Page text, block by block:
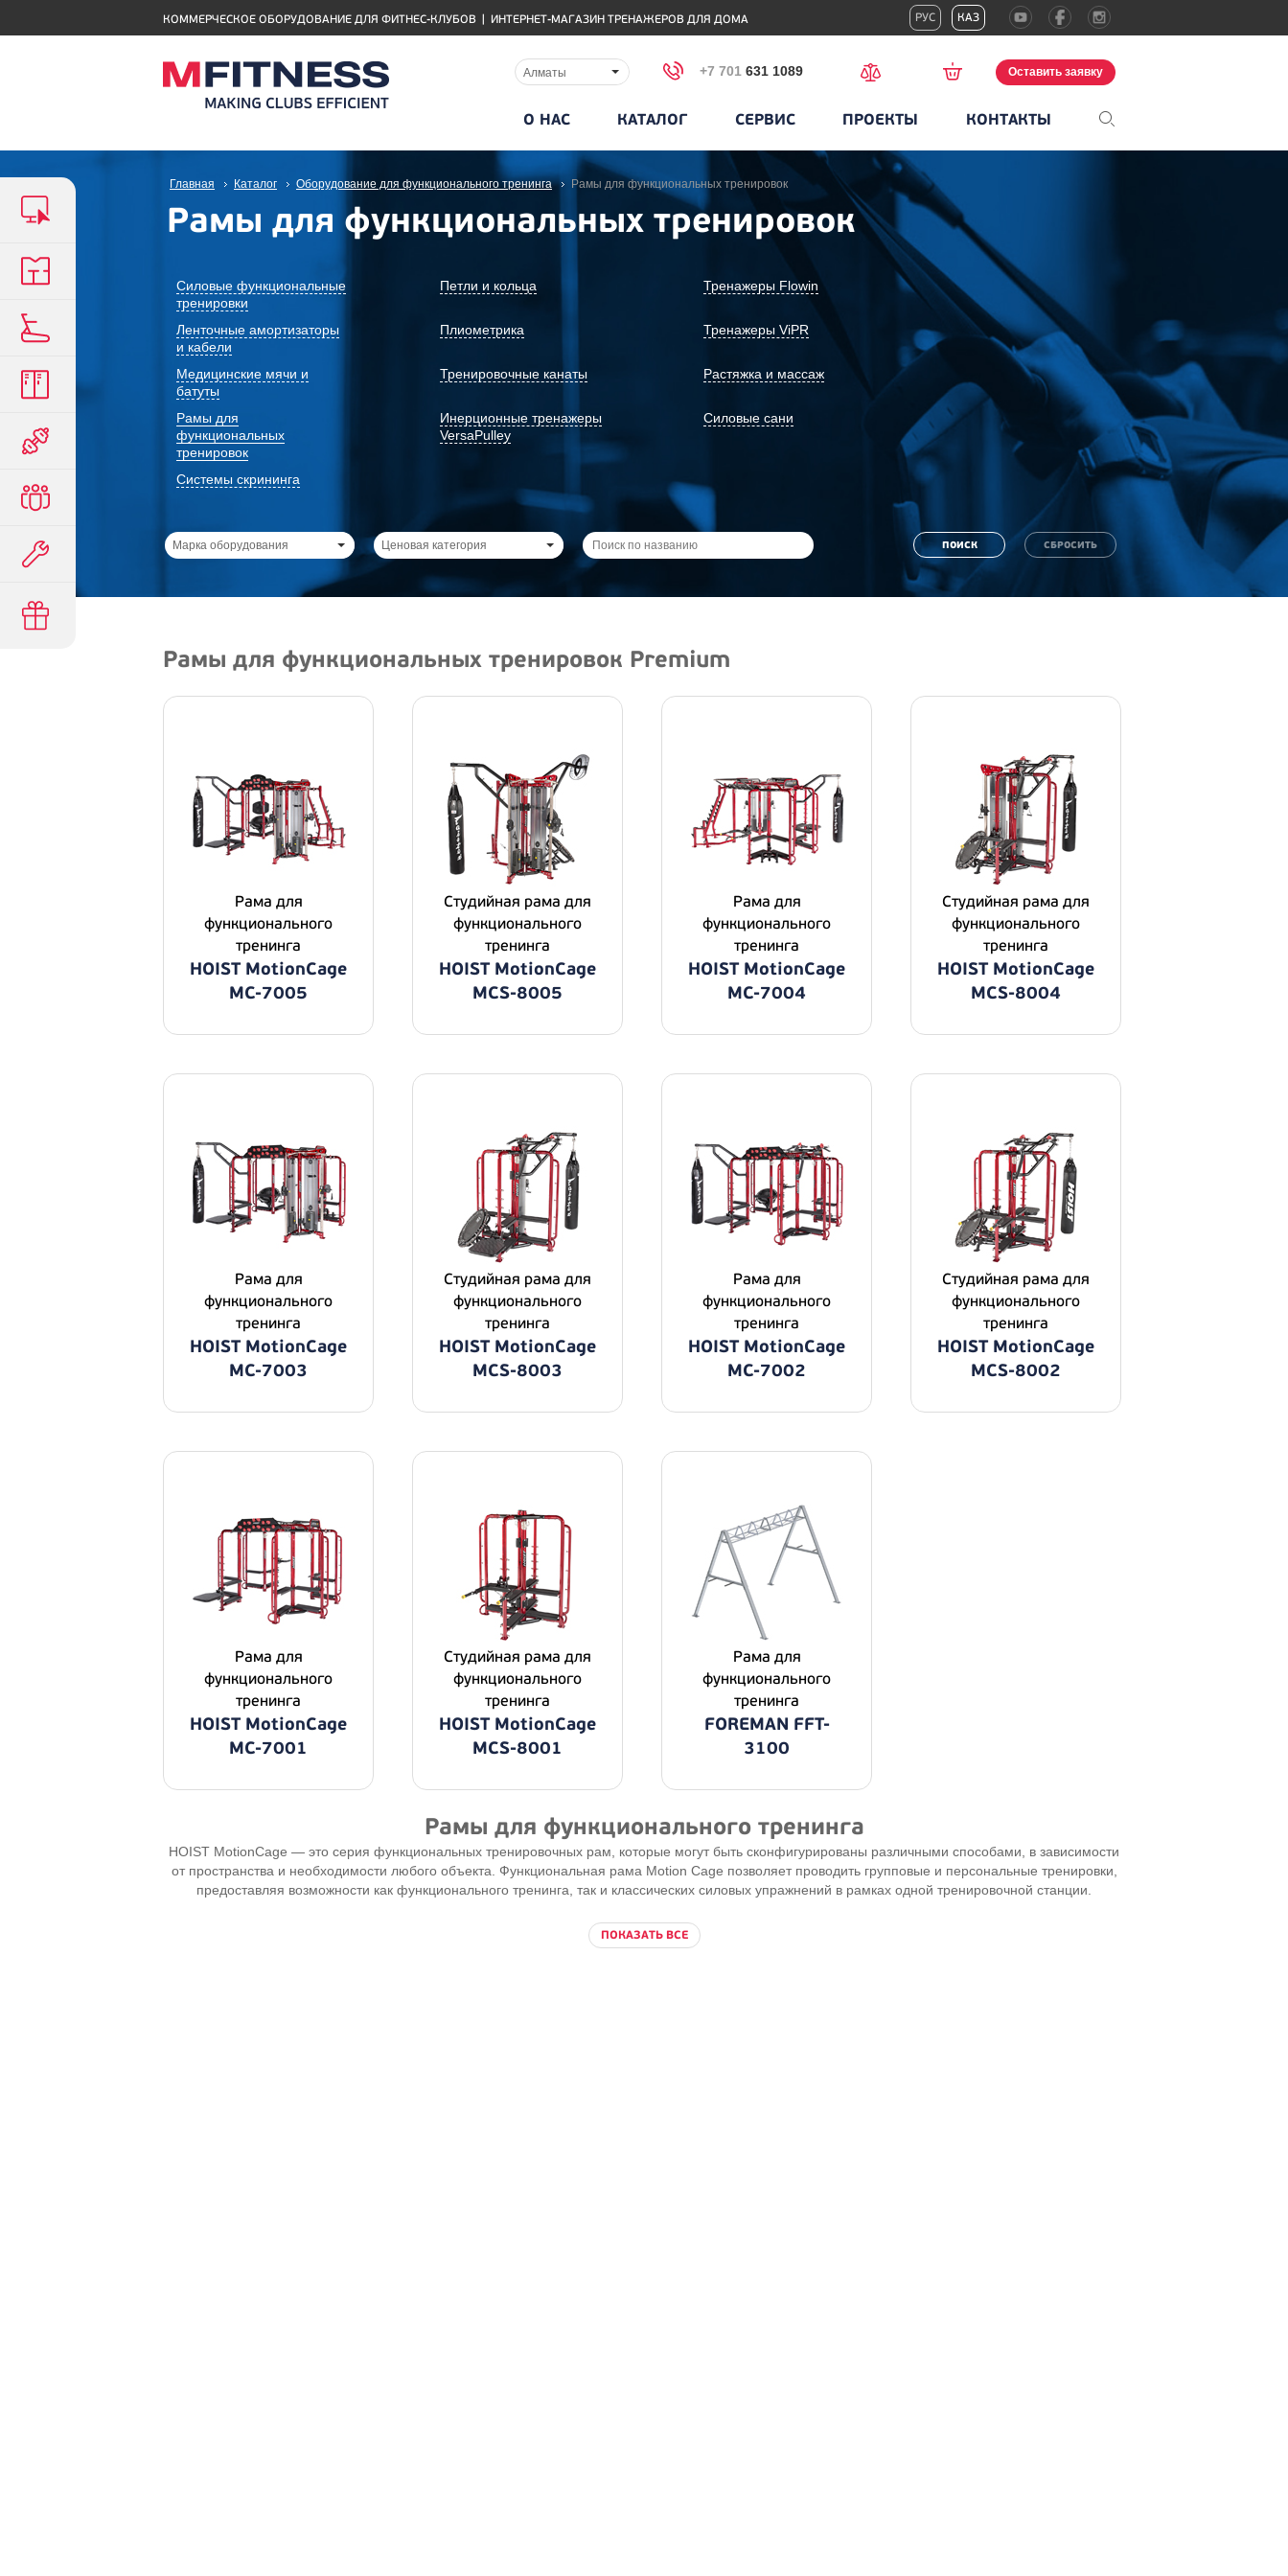
КОММЕРЧЕСКОЕ ОБОРУДОВАНИЕ ДЛЯ ФИТНЕС-КЛУБОВ ИНТЕРНЕТ-МАГАЗИН ТРЕНАЖЕРОВ ДЛЯ ДОМА РУС КАЗ
Алматы +7 701 631 1089 Оставить заявку
О НАС КАТАЛОГ СЕРВИС ПРОЕКТЫ КОНТАКТЫ
Главная Каталог Оборудование для функционального тренинга Рамы для функциональных тренировок
Рамы для функциональных тренировок
Силовые функциональные
тренировки
Петли и кольца Тренажеры Flowin
Ленточные амортизаторы
и кабели
Плиометрика Тренажеры ViPR
Медицинские мячи и
батуты
Тренировочные канаты Растяжка и массаж
Рамы для
функциональных
тренировок
Инерционные тренажеры
VersaPulley
Силовые сани
Системы скрининга
Марка оборудования Ценовая категория
Рамы для функциональных тренировок Premium
Рама для
функционального
тренинга
HOIST MotionCage
MC-7005
Студийная рама для
функционального
тренинга
HOIST MotionCage
MCS-8005
Рама для
функционального
тренинга
HOIST MotionCage
MC-7004
Студийная рама для
функционального
тренинга
HOIST MotionCage
MCS-8004
Рама для
функционального
тренинга
HOIST MotionCage
MC-7003
Студийная рама для
функционального
тренинга
HOIST MotionCage
MCS-8003
Рама для
функционального
тренинга
HOIST MotionCage
MC-7002
Студийная рама для
функционального
тренинга
HOIST MotionCage
MCS-8002
Рама для
функционального
тренинга
HOIST MotionCage
MC-7001
Студийная рама для
функционального
тренинга
HOIST MotionCage
MCS-8001
Рама для
функционального
тренинга
FOREMAN FFT-
3100
Рамы для функционального тренинга
HOIST MotionCage — это серия функциональных тренировочных рам, которые могут быть сконфигурированы различными способами, в зависимости
от пространства и необходимости любого объекта. Функциональная рама Motion Cage позволяет проводить групповые и персональные тренировки,
предоставляя возможности как функционального тренинга, так и классических силовых упражнений в рамках одной тренировочной станции.
ПОКАЗАТЬ ВСЕ